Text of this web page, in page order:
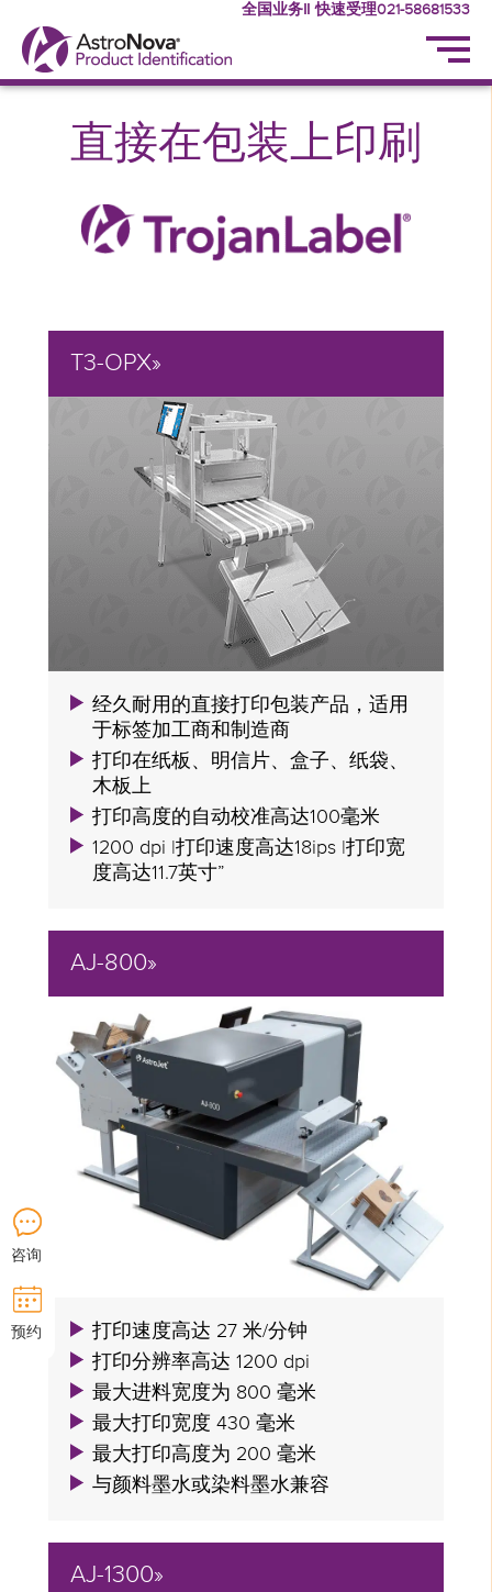
咨询
预约
全国业务‖ 快速受理021-58681533
直接在包装上印刷
T3-OPX»
经久耐用的直接打印包装产品，适用
于标签加工商和制造商
打印在纸板、明信片、盒子、纸袋、
木板上
打印高度的自动校准高达100毫米
1200 dpi |打印速度高达18ips |打印宽
度高达11.7英寸”
AJ-800»
打印速度高达 27 米/分钟
打印分辨率高达 1200 dpi
最大进料宽度为 800 毫米
最大打印宽度 430 毫米
最大打印高度为 200 毫米
与颜料墨水或染料墨水兼容
AJ-1300»